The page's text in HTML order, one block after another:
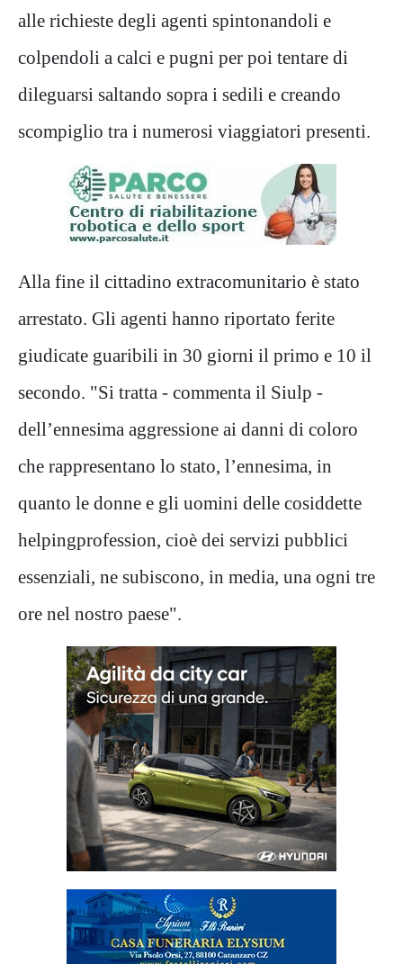
alle richieste degli agenti spintonandoli e
colpendoli a calci e pugni per poi tentare di
dileguarsi saltando sopra i sedili e creando
scompiglio tra i numerosi viaggiatori presenti.
Alla fine il cittadino extracomunitario è stato
arrestato. Gli agenti hanno riportato ferite
giudicate guaribili in 30 giorni il primo e 10 il
secondo. "Si tratta - commenta il Siulp -
dell’ennesima aggressione ai danni di coloro
che rappresentano lo stato, l’ennesima, in
quanto le donne e gli uomini delle cosiddette
helpingprofession, cioè dei servizi pubblici
essenziali, ne subiscono, in media, una ogni tre
ore nel nostro paese".